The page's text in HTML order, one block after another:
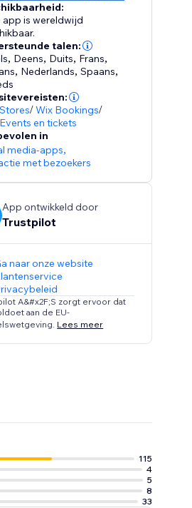
app is wereldwijd
talen:
, Deens, Duits, Frans,
, Nederlands,Spaans,
/Wix Bookings/
en tickets
in
media-apps,
met bezoekers
App ontwikkeld door
Trustpilot
naar onze website
A&#x2F;S zorgt ervoor dat
aan de EU-
Lees meer
115
4
5
8
33